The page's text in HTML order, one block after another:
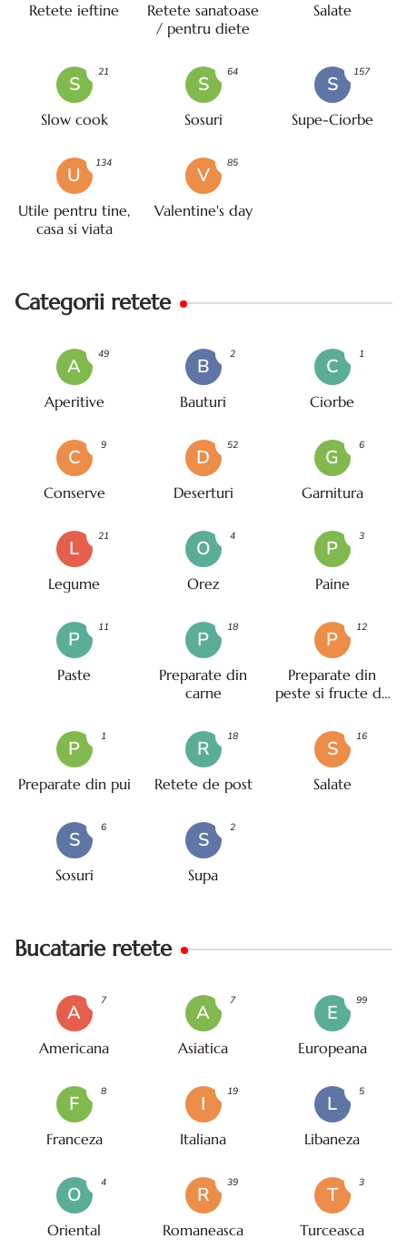
Retete ieftine
Retete sanatoase
/ pentru diete
Salate
S
Slow cook
21
S
Sosuri
64
S
Supe-Ciorbe
157
U
Utile pentru tine,
casa si viata
134
V
Valentine's day
85
Categorii retete
A
Aperitive
49
B
Bauturi
2
C
Ciorbe
1
C
Conserve
9
D
Deserturi
52
G
Garnitura
6
L
Legume
21
O
Orez
4
P
Paine
3
P
Paste
11
P
Preparate din
carne
18
P
Preparate din
peste si fructe de
12
P
Preparate din pui
1
R
Retete de post
18
S
Salate
16
S
Sosuri
6
S
Supa
2
Bucatarie retete
A
Americana
7
A
Asiatica
7
E
Europeana
99
F
Franceza
8
I
Italiana
19
L
Libaneza
5
O
Oriental
4
R
Romaneasca
39
T
Turceasca
3